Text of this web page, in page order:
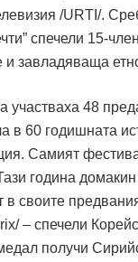
/URTI/.
спечели 15-
завладяваща
участваха 48
в 60 годишната
Самият
година
своите
– спечели
получи